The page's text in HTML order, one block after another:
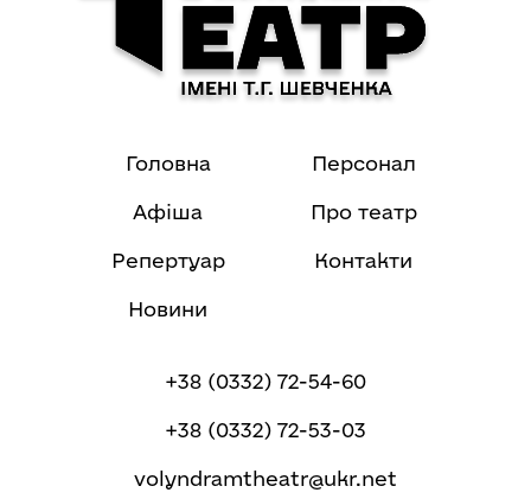
Головна
Афіша
Репертуар
Новини
Персонал
Про театр
Контакти
+38 (0332) 72-54-60
+38 (0332) 72-53-03
volyndramtheatr@ukr.net